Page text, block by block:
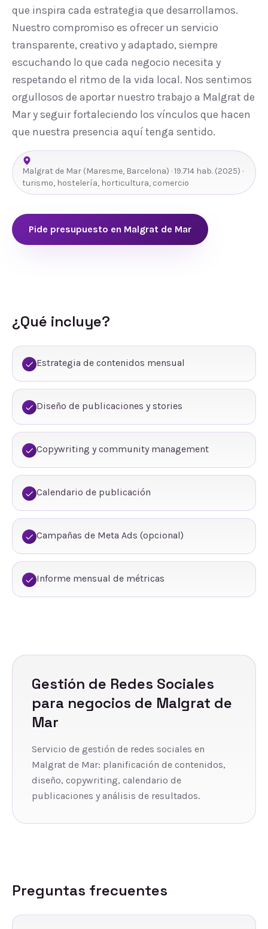
que inspira cada estrategia que desarrollamos.
Nuestro compromiso es ofrecer un servicio
transparente, creativo y adaptado, siempre
escuchando lo que cada negocio necesita y
respetando el ritmo de la vida local. Nos sentimos
orgullosos de aportar nuestro trabajo a Malgrat de
Mar y seguir fortaleciendo los vínculos que hacen
que nuestra presencia aquí tenga sentido.
Malgrat de Mar (Maresme, Barcelona) ·19.714 hab. (2025) ·
turismo, hostelería, horticultura, comercio
Pide presupuesto en Malgrat de Mar
¿Qué incluye?
Estrategia de contenidos mensual
Diseño de publicaciones y stories
Copywriting y community management
Calendario de publicación
Campañas de Meta Ads (opcional)
Informe mensual de métricas
Gestión de Redes Sociales
para negocios de Malgrat de
Mar
Servicio de gestión de redes sociales en
Malgrat de Mar: planificación de contenidos,
diseño, copywriting, calendario de
publicaciones y análisis de resultados.
Preguntas frecuentes